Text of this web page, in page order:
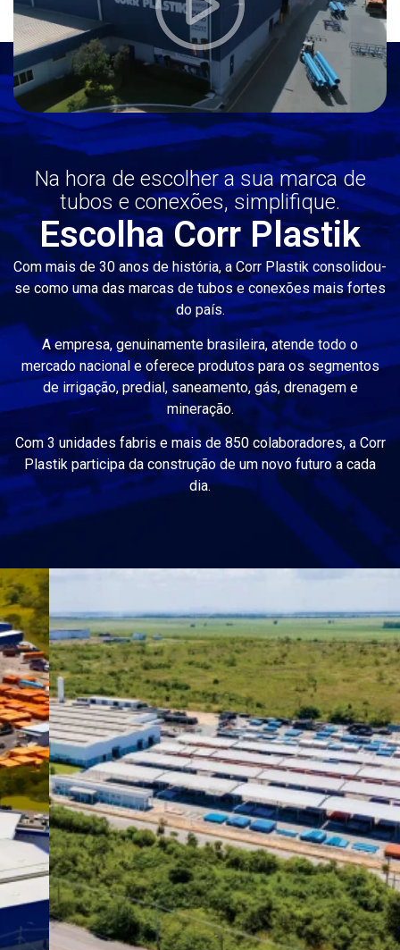
Na hora de escolher a sua marca de
tubos e conexões, simplifique.
Escolha Corr Plastik
Com mais de 30 anos de história, a Corr Plastik consolidou-
se como uma das marcas de tubos e conexões mais fortes
do país.
A empresa, genuinamente brasileira, atende todo o
mercado nacional e oferece produtos para os segmentos
de irrigação, predial, saneamento, gás, drenagem e
mineração.
Com 3 unidades fabris e mais de 850 colaboradores, a Corr
Plastik participa da construção de um novo futuro a cada
dia.